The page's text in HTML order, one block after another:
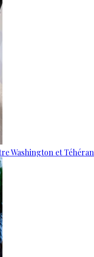
Washington et Téhéran